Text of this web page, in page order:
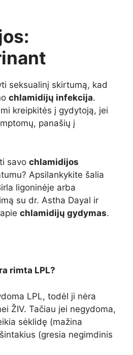
seksualinį skirtumą, kad
chlamidijų infekcija.
kreipkitės į gydytoją, jei
panašių į
savo chlamidijos
Apsilankykite šalia
ligoninėje arba
su dr. Astha Dayal ir
chlamidijų gydymas.
rimta LPL?
LPL, todėl ji nėra
ŽIV. Tačiau jei negydoma,
sėklidę (mažina
(gresia negimdinis